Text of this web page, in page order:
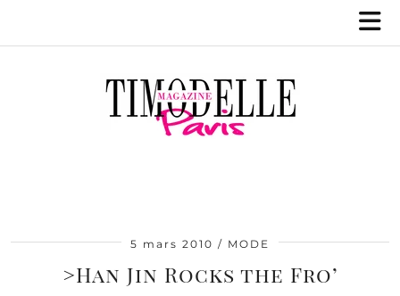
5 mars 2010 MODE
>Han Jin Rocks the Fro’